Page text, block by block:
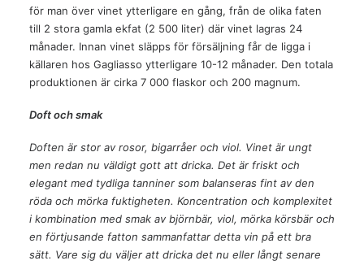
för man över vinet ytterligare en gång, från de olika faten
till 2 stora gamla ekfat (2 500 liter) där vinet lagras 24
månader. Innan vinet släpps för försäljning får de ligga i
källaren hos Gagliasso ytterligare 10-12 månader. Den totala
produktionen är cirka 7 000 flaskor och 200 magnum.
Doft och smak
Doften är stor av rosor, bigarråer och viol. Vinet är ungt
men redan nu väldigt gott att dricka. Det är friskt och
elegant med tydliga tanniner som balanseras fint av den
röda och mörka fuktigheten. Koncentration och komplexitet
i kombination med smak av björnbär, viol, mörka körsbär och
en förtjusande fatton sammanfattar detta vin på ett bra
sätt. Vare sig du väljer att dricka det nu eller långt senare